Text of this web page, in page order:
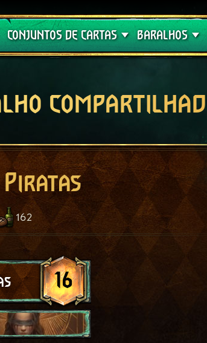
CONJUNTOS DE CARTAS
Crimson Curse
BARALHOS
Guia de
Piratas
162
16